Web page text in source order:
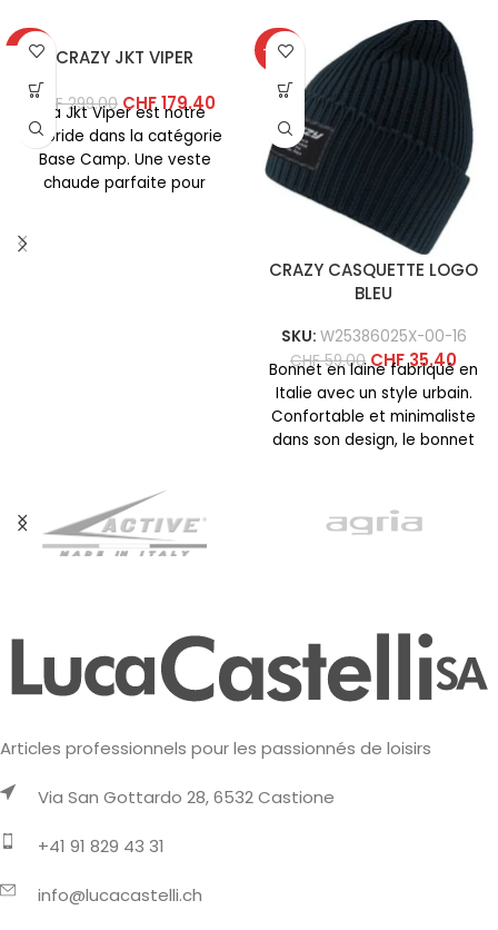
-40% CRAZY JKT VIPER
CHF299.00 CHF179.40
La Jkt Viper est notre
hybride dans la catégorie
Base Camp. Une veste
chaude parfaite pour
-40%
CRAZY CASQUETTE LOGO
BLEU
SKU: W25386025X-00-16
CHF59.00 CHF35.40
Bonnet en laine fabriqué en
Italie avec un style urbain.
Confortable et minimaliste
dans son design, le bonnet
Articles professionnels pour les passionnés de loisirs
Via San Gottardo 28, 6532 Castione
+41 91 829 43 31
info@lucacastelli.ch